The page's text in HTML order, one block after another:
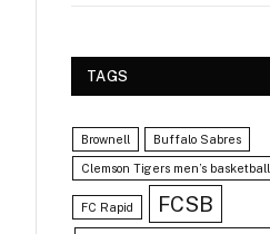
TAGS
Brownell Buffalo Sabres
Clemson Tigers men’s basketball
FC Rapid FCSB